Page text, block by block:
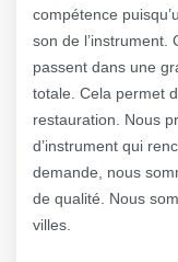
compétence
son de l’instrument.
passent dans une
totale. Cela permet
restauration. Nous
d’instrument qui
demande, nous
de qualité. Nous
villes.